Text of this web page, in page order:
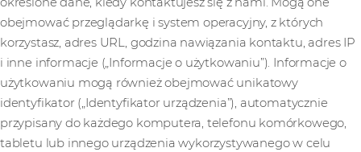
obejmować przeglądarkę i system operacyjny, z których
korzystasz, adres URL, godzina nawiązania kontaktu, adres IP
i inne informacje („Informacje o użytkowaniu”). Informacje o
użytkowaniu mogą również obejmować unikatowy
identyfikator („Identyfikator urządzenia”), automatycznie
przypisany do każdego komputera, telefonu komórkowego,
tabletu lub innego urządzenia wykorzystywanego w celu